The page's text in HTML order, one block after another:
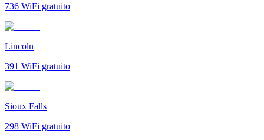
736 WiFi gratuito
Lincoln
391 WiFi gratuito
Sioux Falls
298 WiFi gratuito